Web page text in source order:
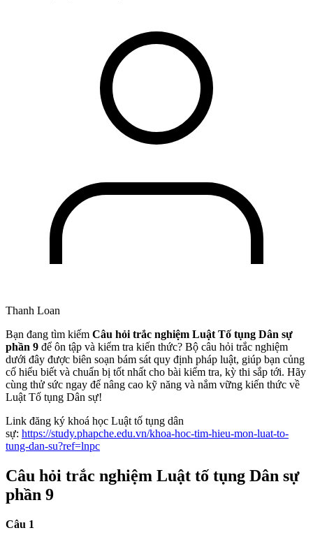
Thanh Loan
Bạn đang tìm kiếm Câu hỏi trắc nghiệm Luật Tố tụng Dân sự
phần 9 để ôn tập và kiểm tra kiến thức? Bộ câu hỏi trắc nghiệm
dưới đây được biên soạn bám sát quy định pháp luật, giúp bạn củng
cố hiểu biết và chuẩn bị tốt nhất cho bài kiểm tra, kỳ thi sắp tới. Hãy
cùng thử sức ngay để nâng cao kỹ năng và nắm vững kiến thức về
Luật Tố tụng Dân sự!
Link đăng ký khoá học Luật tố tụng dân
sự: https://study.phapche.edu.vn/khoa-hoc-tim-hieu-mon-luat-to-
tung-dan-su?ref=lnpc
Câu hỏi trắc nghiệm Luật tố tụng Dân sự
phần 9
Câu 1